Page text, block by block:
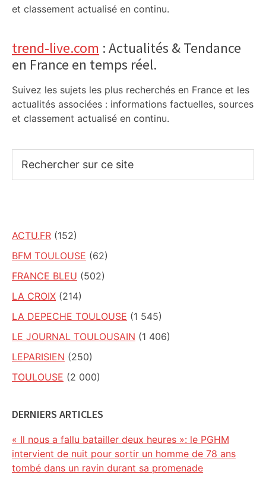
et classement actualisé en continu.
trend-live.com : Actualités & Tendance
en France en temps réel.
Suivez les sujets les plus recherchés en France et les
actualités associées : informations factuelles, sources
et classement actualisé en continu.
sur
ACTU.FR (152)
BFM TOULOUSE (62)
FRANCE BLEU (502)
LA CROIX (214)
LA DEPECHE TOULOUSE (1 545)
LE JOURNAL TOULOUSAIN (1 406)
LEPARISIEN (250)
TOULOUSE (2 000)
DERNIERS ARTICLES
« Il nous a fallu batailler deux heures »: le PGHM
intervient de nuit pour sortir un homme de 78 ans
tombé dans un ravin durant sa promenade